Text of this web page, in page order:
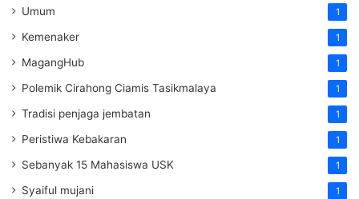
Umum 1
Kemenaker 1
MagangHub 1
Polemik Cirahong Ciamis Tasikmalaya 1
Tradisi penjaga jembatan 1
Peristiwa Kebakaran 1
Sebanyak 15 Mahasiswa USK 1
Syaiful mujani 1